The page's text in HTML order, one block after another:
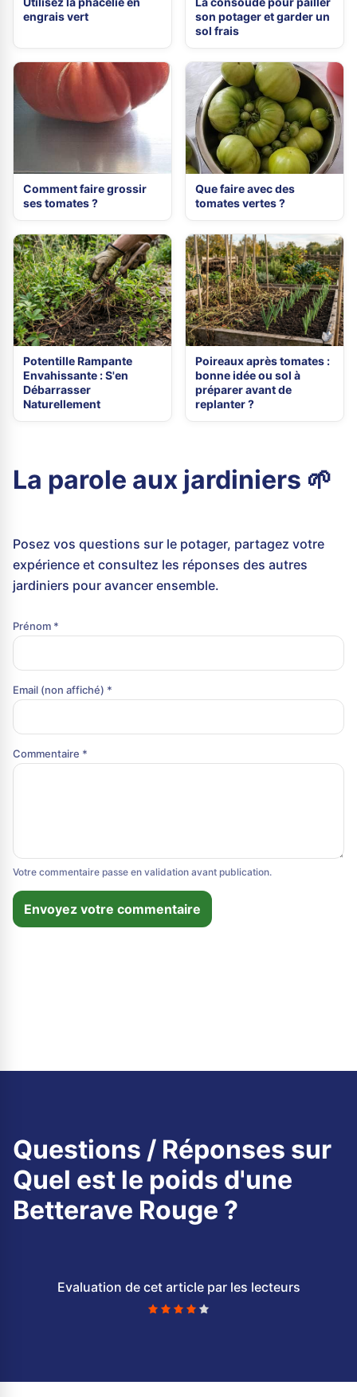
engrais vert
son potager et garder un
sol frais
Comment faire grossir
ses tomates ?
Que faire avec des
tomates vertes ?
Potentille Rampante
Envahissante : S'en
Débarrasser
Naturellement
Poireaux après tomates :
bonne idée ou sol à
préparer avant de
replanter ?
La parole aux jardiniers 🌱
Posez vos questions sur le potager, partagez votre
expérience et consultez les réponses des autres
jardiniers pour avancer ensemble.
Prénom *
Email (non affiché) *
Commentaire *
Votre commentaire passe en validation avant publication.
Envoyez votre commentaire
Questions / Réponses sur
Quel est le poids d'une
Betterave Rouge ?
Evaluation de cet article par les lecteurs